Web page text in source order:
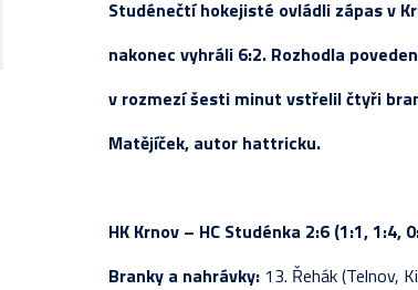
REALIZAČNÍ TÝM
NAPSALI O NÁS
JUNIOŘI
PŘÍSPĚVKY
VLADIMÍR SVAČINA
Studénečtí hokejisté ovládli zápas v
nakonec vyhráli 6:2. Rozhodla
v rozmezí šesti minut vstřelil čtyři
Matějíček, autor hattricku.
HK Krnov – HC Studénka 2:6 (1:1, 1:4,
Branky a nahrávky:13. Řehák (Telnov,